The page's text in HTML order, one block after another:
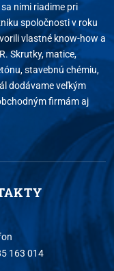
nimi riadime pri
spoločnosti v roku
vlastné know-how a
Skrutky, matice,
stavebnú chémiu,
dodávame veľkým
firmám aj
163 014